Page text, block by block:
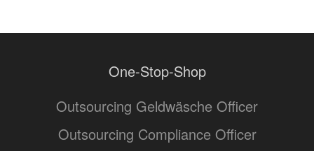
One-Stop-Shop
Outsourcing Geldwäsche Officer
Outsourcing Compliance Officer